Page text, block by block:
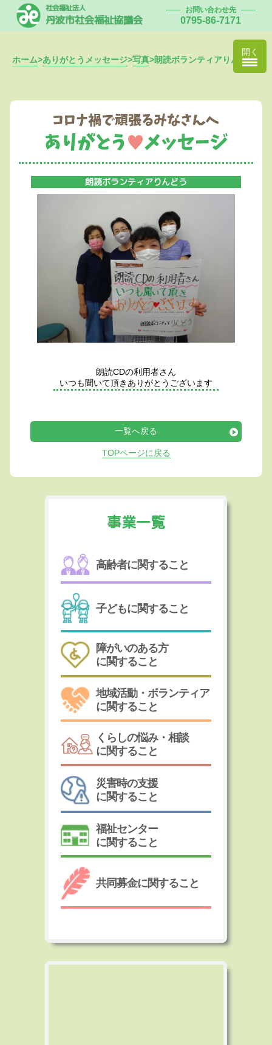
社会福祉法人
丹波市社会福祉協議会
お問い合わせ先
0795-86-7171
ホーム>ありがとうメッセージ>写真>朗読ボランティアりんどう
事業一覧
高齢者に関すること
子どもに関すること
障がいのある方
に関すること
地域活動・ボランティア
に関すること
くらしの悩み・相談
に関すること
災害時の支援
に関すること
福祉センター
に関すること
共同募金に関すること
朗読ボランティアりんどう
朗読CDの利用者さん
いつも聞いて頂きありがとうございます
一覧へ戻る
TOPページに戻る
開く